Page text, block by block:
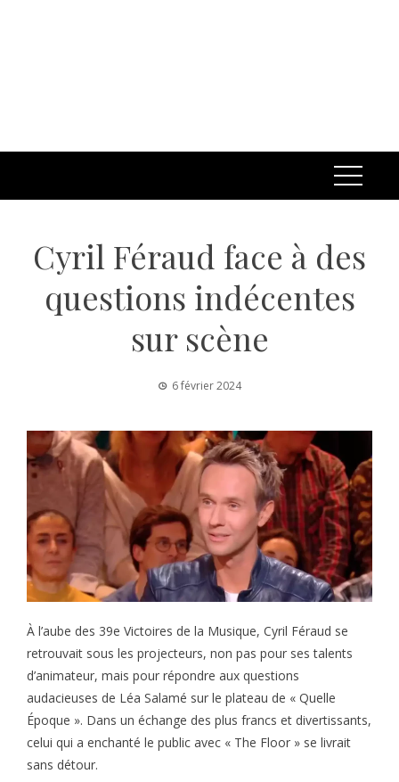
Cyril Féraud face à des
questions indécentes
sur scène
6 février 2024
À l’aube des 39e Victoires de la Musique, Cyril Féraud se
retrouvait sous les projecteurs, non pas pour ses talents
d’animateur, mais pour répondre aux questions
audacieuses de Léa Salamé sur le plateau de « Quelle
Époque ». Dans un échange des plus francs et divertissants,
celui qui a enchanté le public avec « The Floor » se livrait
sans détour.